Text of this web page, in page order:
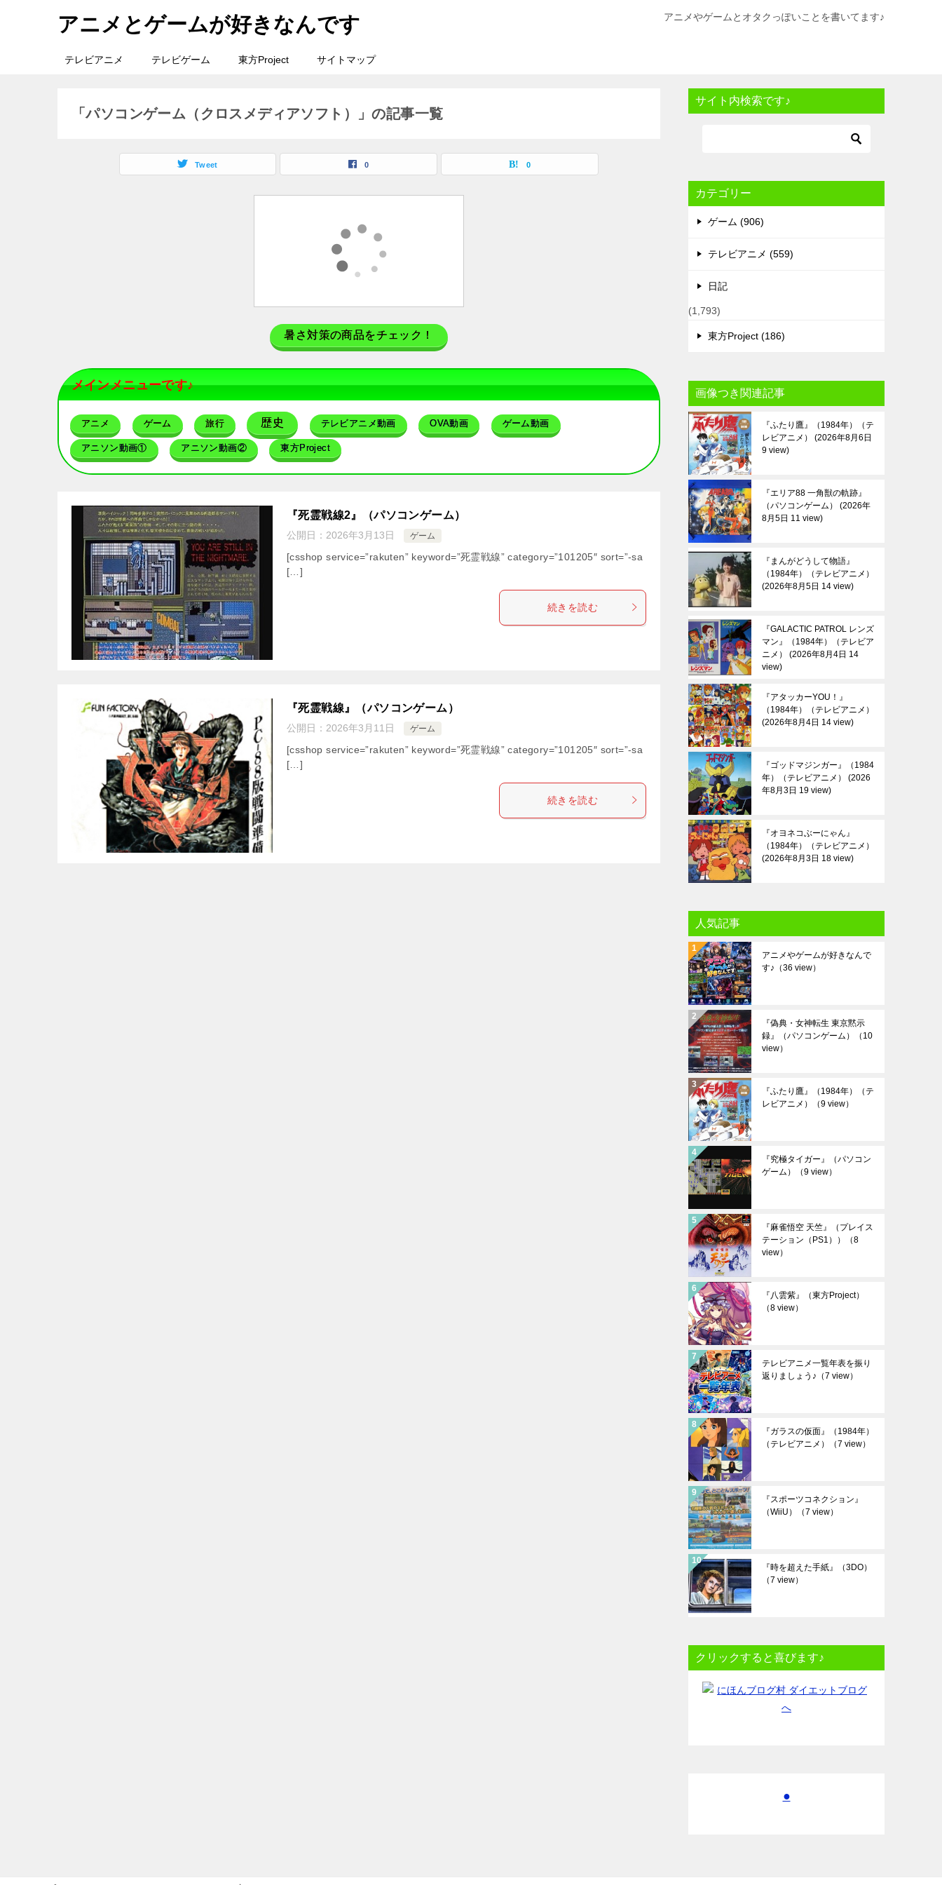
アニメとゲームが好きなんです アニメやゲームとオタクっぽいことを書いてます♪
テレビアニメ テレビゲーム 東方Project サイトマップ
「パソコンゲーム（クロスメディアソフト）」の記事一覧
Tweet 0 0
暑さ対策の商品をチェック！
メインメニューです♪
アニメ ゲーム 旅行 歴史 テレビアニメ動画 OVA動画 ゲーム動画
アニソン動画① アニソン動画② 東方Project
『死霊戦線2』（パソコンゲーム）
公開日： 2026年3月13日 ゲーム
[csshop service=”rakuten” keyword=”死霊戦線” category=”101205″ sort=”-sa
[…]
続きを読む
『死霊戦線』（パソコンゲーム）
公開日： 2026年3月11日 ゲーム
[csshop service=”rakuten” keyword=”死霊戦線” category=”101205″ sort=”-sa
[…]
続きを読む
サイト内検索です♪
カテゴリー
ゲーム (906)
テレビアニメ (559)
日記
(1,793)
東方Project (186)
画像つき関連記事
『ふたり鷹』（1984年）（テ
レビアニメ）
2026年8月6日
9 view
『エリア88 一角獣の軌跡』
（パソコンゲーム）
2026年
8月5日 11 view
『まんがどうして物語』
（1984年）（テレビアニメ）
2026年8月5日 14 view
『GALACTIC PATROL レンズ
マン』（1984年）（テレビア
ニメ）
2026年8月4日 14
view
『アタッカーYOU！』
（1984年）（テレビアニメ）
2026年8月4日 14 view
『ゴッドマジンガー』（1984
年）（テレビアニメ）
2026
年8月3日 19 view
『オヨネコぶーにゃん』
（1984年）（テレビアニメ）
2026年8月3日 18 view
人気記事
アニメやゲームが好きなんで
す♪ （36 view）
『偽典・女神転生 東京黙示
録』（パソコンゲーム）
（10
view）
『ふたり鷹』（1984年）（テ
レビアニメ）
（9 view）
『究極タイガー』（パソコン
ゲーム）
（9 view）
『麻雀悟空 天竺』（プレイス
テーション（PS1））
（8
view）
『八雲紫』（東方Project）
（8 view）
テレビアニメ一覧年表を振り
返りましょう♪ （7 view）
『ガラスの仮面』（1984年）
（テレビアニメ）
（7 view）
『スポーツコネクション』
（WiiU）
（7 view）
『時を超えた手紙』（3DO）
（7 view）
クリックすると喜びます♪
●